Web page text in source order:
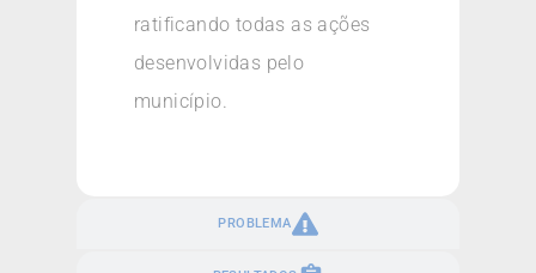
PROBLEMA
ratificando todas as ações
desenvolvidas pelo
município.